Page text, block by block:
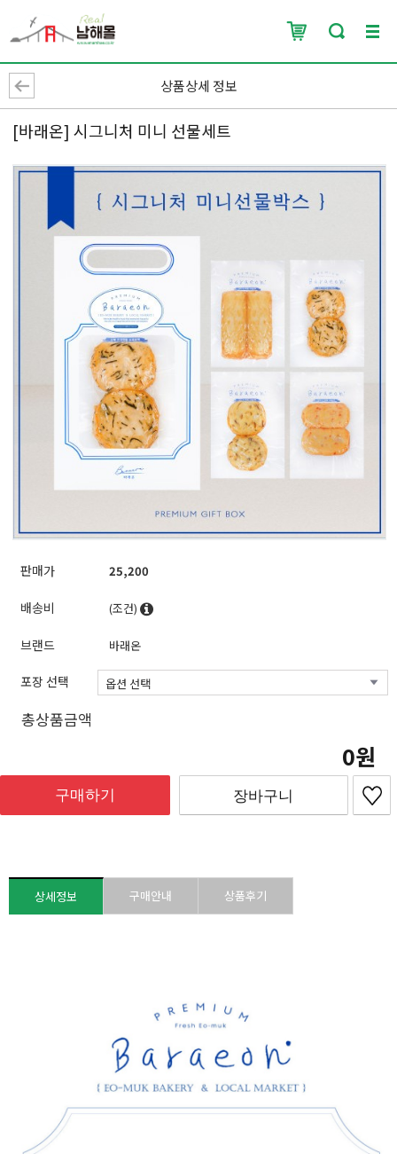
상품상세 정보
[바래온] 시그니처 미니 선물세트
판매가 25,200
배송비 (조건)
브랜드 바래온
포장 선택
총상품금액
0
구매하기 장바구니
상세정보 구매안내 상품후기